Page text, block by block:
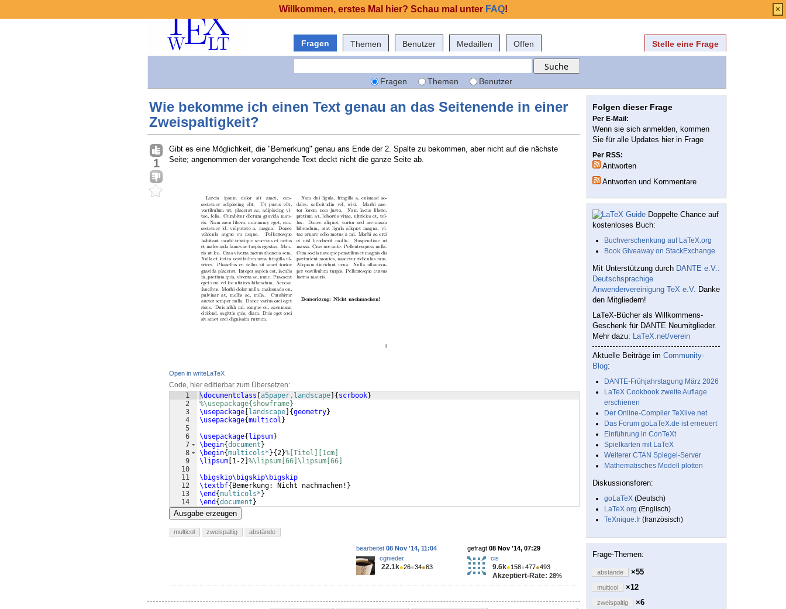
Fragen Themen Benutzer Medaillen Offen Stelle eine Frage
Fragen Themen Benutzer
Wie bekomme ich einen Text genau an das Seitenende in einer
Zweispaltigkeit?
1
Gibt es eine Möglichkeit, die "Bemerkung" genau ans Ende der 2. Spalte zu bekommen, aber nicht auf die nächste
Seite; angenommen der vorangehende Text deckt nicht die ganze Seite ab.
Open in writeLaTeX
Code, hier editierbar zum Übersetzen:
1
2
3
4
5
6
7
8
9
10
11
12
13
14
\documentclass a5paper,landscape { scrbook}
%\usepackage{showframe}
\usepackage
landscape {geometry}
\usepackage{multicol }
\usepackage{ lipsum}
\begin{document }
\begin{multicols* }{2}%[Titel][1cm]
\lipsum 1-2 %\lipsum[66]\lipsum[66]
\bigskip\bigskip\bigskip
\textbf{ Bemerkung: Nicht nachmachen! }
\end {multicols* }
\end {document }
Ausgabe erzeugen
multicol zweispaltig abstände
gefragt 08 Nov '14, 07:29
cis
9.6k●158●477●493
Akzeptiert-Rate: 28%
bearbeitet 08 Nov '14, 11:04
cgnieder
22.1k●26●34●63
Folgen dieser Frage
Per E-Mail:
Wenn sie sich anmelden, kommen
Sie für alle Updates hier in Frage
Per RSS:
Antworten
Antworten und Kommentare
Doppelte Chance auf
kostenloses Buch:
Buchverschenkung auf LaTeX.org
Book Giveaway on StackExchange
Mit Unterstützung durch DANTE e.V.:
Deutschsprachige
Anwendervereinigung TeX e.V. Danke
den Mitgliedern!
LaTeX-Bücher als Willkommens-
Geschenk für DANTE Neumitglieder.
Mehr dazu: LaTeX.net/verein
Aktuelle Beiträge im Community-
Blog:
DANTE-Frühjahrstagung März 2026
LaTeX Cookbook zweite Auflage
erschienen
Der Online-Compiler TeXlive.net
Das Forum goLaTeX.de ist erneuert
Einführung in ConTeXt
Spielkarten mit LaTeX
Weiterer CTAN Spiegel-Server
Mathematisches Modell plotten
Diskussionsforen:
goLaTeX (Deutsch)
LaTeX.org (Englisch)
TeXnique.fr (französisch)
Frage-Themen:
abstände ×55
multicol ×12
zweispaltig
×6
Willkommen, erstes Mal hier? Schau mal unter FAQ! ×